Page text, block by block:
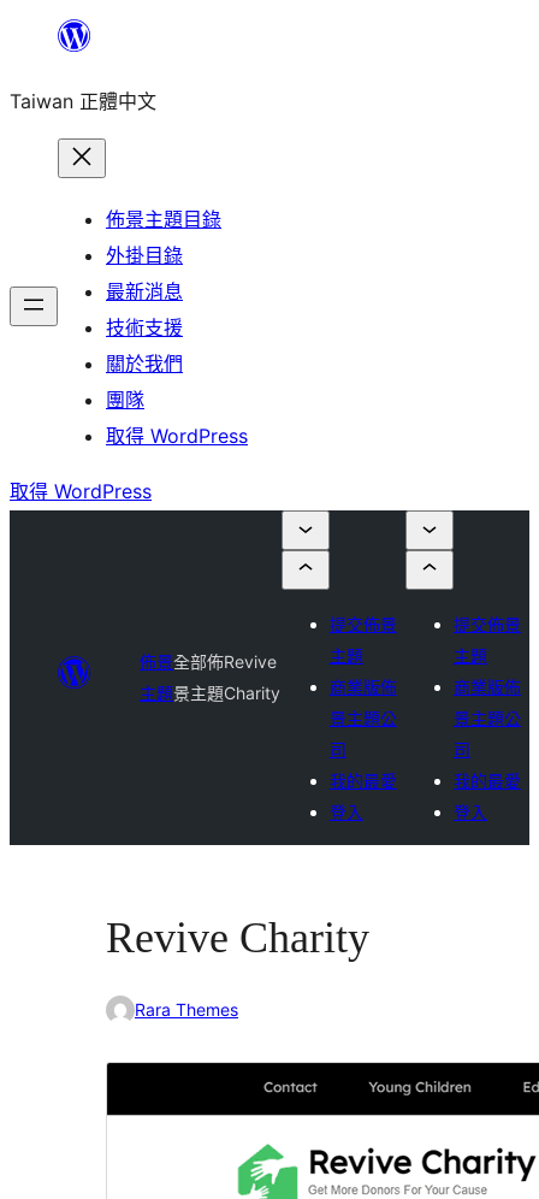
主
Taiwan 正體中文
佈景主題目錄
外掛目錄
最新消息
技術支援
關於我們
團隊
取得 WordPress
取得 WordPress
佈景
主題
全部佈
景主題
Revive
Charity
提交佈景
主題
商業版佈
景主題公
司
我的最愛
登入
提交佈景
主題
商業版佈
景主題公
司
我的最愛
登入
Revive Charity
Rara Themes